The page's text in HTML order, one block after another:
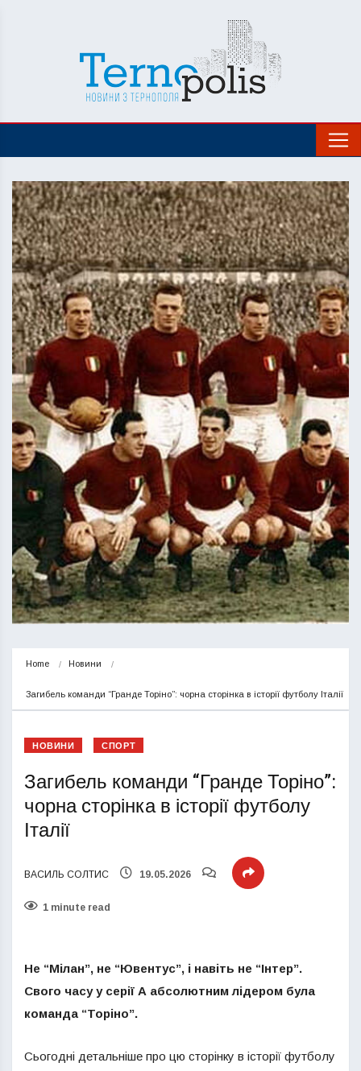
Home Новини
Загибель команди “Гранде Торіно”: чорна сторінка в історії футболу Італії
НОВИНИ СПОРТ
Загибель команди “Гранде Торіно”:
чорна сторінка в історії футболу
Італії
ВАСИЛЬ СОЛТИС 19.05.2026
1 minute read
Не “Мілан”, не “Ювентус”, і навіть не “Інтер”.
Свого часу у серії А абсолютним лідером була
команда “Торіно”.
Сьогодні детальніше про цю сторінку в історії футболу